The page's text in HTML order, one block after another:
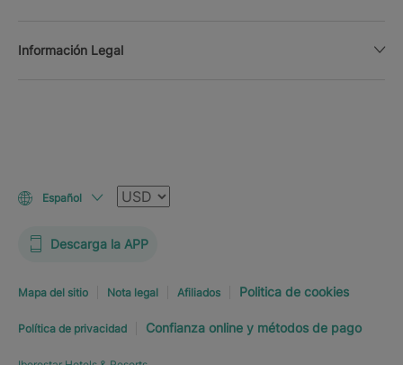
Información Legal
Español Moneda
Descarga la APP
Mapa del sitio Nota legal Afiliados Politica de cookies
Política de privacidad Confianza online y métodos de pago